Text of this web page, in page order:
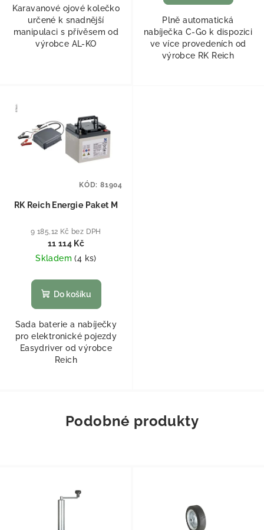
Karavanové ojové kolečko
určené k snadnější
manipulaci s přívěsem od
výrobce AL-KO
Plně automatická
nabíječka C-Go k dispozici
ve více provedeních od
výrobce RK Reich
RK Reich Energie Paket M
9 185,12 Kč bez DPH
11 114 Kč
Skladem(4 ks)
Do košíku
Sada baterie a nabíječky
pro elektronické pojezdy
Easydriver od výrobce
Reich
KÓD: 81904
Podobné produkty